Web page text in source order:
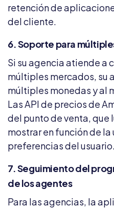
retención de
del cliente.
6. Soporte para
Si su agencia atiende a
múltiples mercados, su
múltiples monedas y al
Las API de precios de
del punto de venta, que
mostrar en función de
preferencias del usuario.
7. Seguimiento del
de los agentes
Para las agencias, la